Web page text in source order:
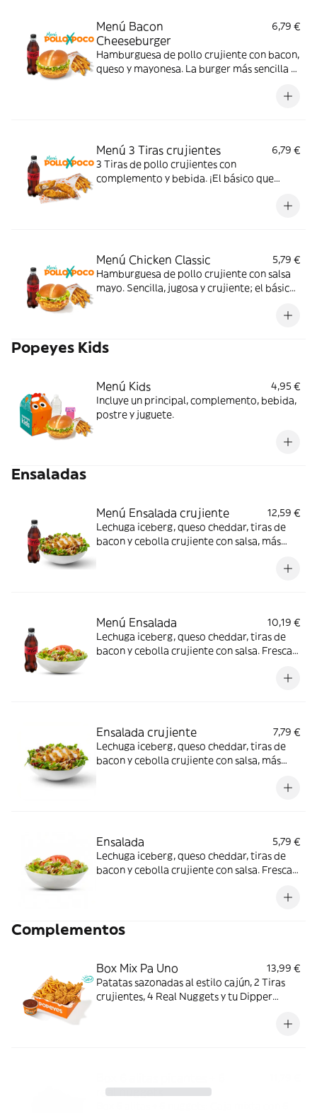
Menú Bacon
Cheeseburger
6,79 €
Hamburguesa de pollo crujiente con bacon,
queso y mayonesa. La burger más sencilla y
Menú 3 Tiras crujientes
6,79 €
3 Tiras de pollo crujientes con
complemento y bebida. ¡El básico que
Menú Chicken Classic
5,79 €
Hamburguesa de pollo crujiente con salsa
mayo. Sencilla, jugosa y crujiente; el básico
Popeyes Kids
Menú Kids
4,95 €
Incluye un principal, complemento, bebida,
postre y juguete.
Ensaladas
Menú Ensalada crujiente
12,59 €
Lechuga iceberg, queso cheddar, tiras de
bacon y cebolla crujiente con salsa, más
cremosa; ideal cuando te apetece algo más
Menú Ensalada
10,19 €
Lechuga iceberg, queso cheddar, tiras de
bacon y cebolla crujiente con salsa. Fresca y
Ensalada crujiente
7,79 €
Lechuga iceberg, queso cheddar, tiras de
bacon y cebolla crujiente con salsa, más
cremosa; ideal cuando te apetece algo más
Ensalada
5,79 €
Lechuga iceberg, queso cheddar, tiras de
bacon y cebolla crujiente con salsa. Fresca y
Complementos
Box Mix Pa Uno
13,99 €
Patatas sazonadas al estilo cajún, 2 Tiras
crujientes, 4 Real Nuggets y tu Dipper
real nuggets